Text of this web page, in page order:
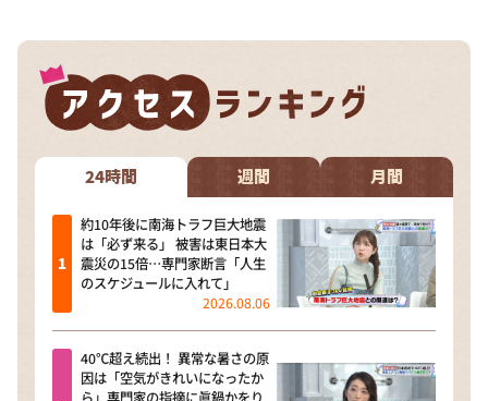
24時間 週間 月間
約10年後に南海トラフ巨大地震
は「必ず来る」 被害は東日本大
震災の15倍…専門家断言「人生
のスケジュールに入れて」
2026.08.06
40℃超え続出！ 異常な暑さの原
因は「空気がきれいになったか